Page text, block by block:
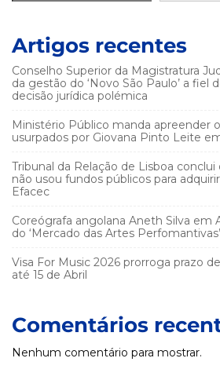
Artigos recentes
Conselho Superior da Magistratura
da gestão do ‘Novo São Paulo’ a fiel
decisão jurídica polémica
Ministério Público manda apreender
usurpados por Giovana Pinto Leite
Tribunal da Relação de Lisboa
não usou fundos públicos para
Efacec
Coreógrafa angolana Aneth Silva em
do ‘Mercado das Artes Perfomantivas’
Visa For Music 2026 prorroga prazo
até 15 de Abril
Comentários
Nenhum comentário para mostrar.